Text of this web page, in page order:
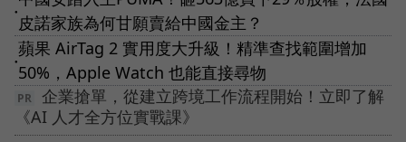
●
皮諾家族為何甘願賣給中國金主？
●
蘋果 AirTag 2 實用度大升級！精準查找範圍增加
50%，Apple Watch 也能直接尋物
企業搶單，從建立跨境工作流程開始！立即了解
《AI 人才全方位實戰課》